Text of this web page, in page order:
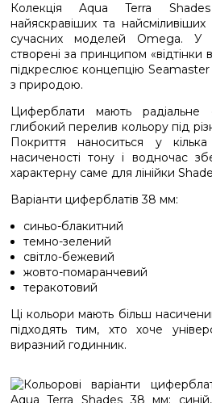
Колекція Aqua Terra
найяскравіших та найсміливіших
сучасних моделей Omega. У
створені за принципом «відтінки
підкреслює концепцію
з природою.
Циферблати мають радіальне
глибокий перелив кольору під
Покриття наноситься у
насиченості тону і водночас
характерну саме для лінійки
Варіанти циферблатів 38 мм:
синьо-блакитний
темно-зелений
світло-бежевий
жовто-помаранчевий
теракотовий
Ці кольори мають більш
підходять тим, хто хоче
виразний годинник.